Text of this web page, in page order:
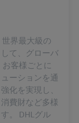
界最大級の
て、グローバ
客様ごとに
ーションを通
化を実現し、
費財など多様
。 DHLグル